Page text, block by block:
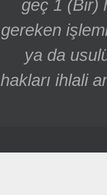
geç 1 (Bir)
gereken
ya da
hakları ihlali